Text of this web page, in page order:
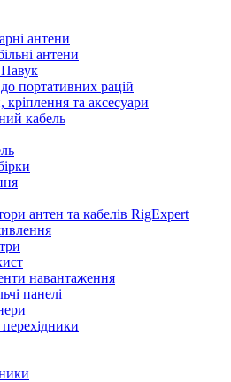
антени
антени
портативних рацій
кріплення та аксесуари
кабель
антен та кабелів RigExpert
навантаження
панелі